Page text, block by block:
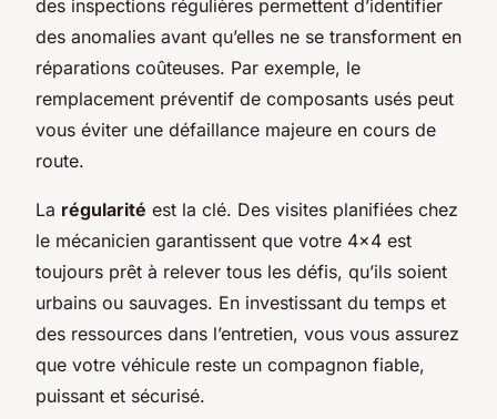
des inspections régulières permettent d’identifier
des anomalies avant qu’elles ne se transforment en
réparations coûteuses. Par exemple, le
remplacement préventif de composants usés peut
vous éviter une défaillance majeure en cours de
route.
La régularité est la clé. Des visites planifiées chez
le mécanicien garantissent que votre 4×4 est
toujours prêt à relever tous les défis, qu’ils soient
urbains ou sauvages. En investissant du temps et
des ressources dans l’entretien, vous vous assurez
que votre véhicule reste un compagnon fiable,
puissant et sécurisé.